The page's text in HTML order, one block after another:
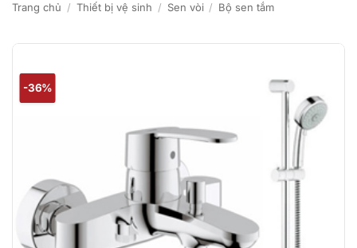
Trang chủ / Thiết bị vệ sinh / Sen vòi / Bộ sen tắm
-36%